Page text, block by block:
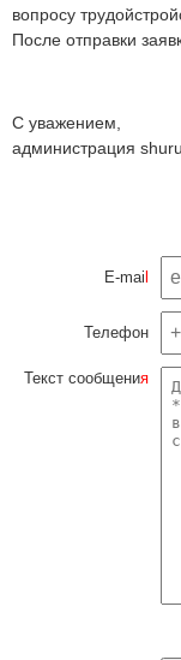
вопросу
После отправки
С уважением,
администрация
E-mail
Телефон
Текст сообщения